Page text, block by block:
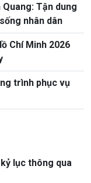
Tận dung
nhân dân
Chí Minh 2026
trình phục vụ
lục thông qua